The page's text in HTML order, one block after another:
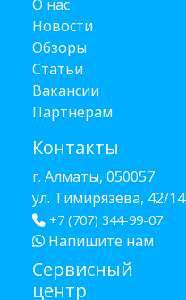
О нас
Новости
Обзоры
Статьи
Вакансии
Партнёрам
Контакты
г. Алматы, 050057
ул. Тимирязева, 42/14
+7 (707) 344-99-07
Напишите нам
Сервисный
центр